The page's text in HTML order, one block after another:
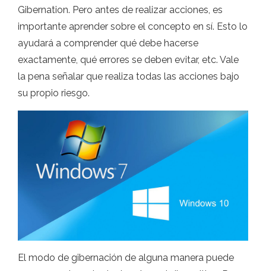
Gibernation. Pero antes de realizar acciones, es
importante aprender sobre el concepto en sí. Esto lo
ayudará a comprender qué debe hacerse
exactamente, qué errores se deben evitar, etc. Vale
la pena señalar que realiza todas las acciones bajo
su propio riesgo.
El modo de gibernación de alguna manera puede